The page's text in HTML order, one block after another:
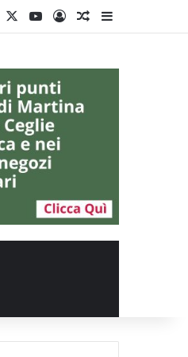
FacebookYou TubeAccediUn articolo a